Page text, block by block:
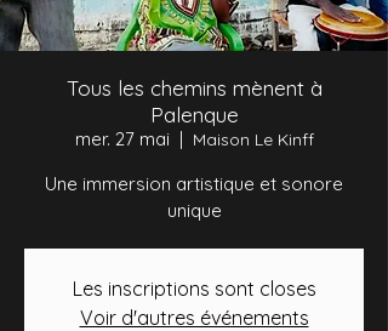
Tous les chemins mènent à
Palenque
mer. 27 mai
  |
Maison Le Kinff
Une immersion artistique et sonore
unique
Les inscriptions sont closes
Voir d'autres événements